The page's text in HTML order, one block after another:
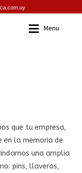
Menu
Productos
Tienda
que tu empresa,
en la memoria de
una amplia
pins, llaveros,